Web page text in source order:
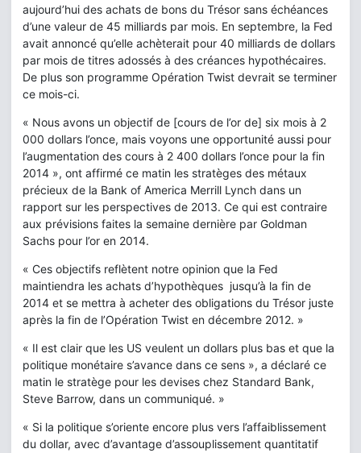
aujourd’hui des achats de bons du Trésor sans échéances
d’une valeur de 45 milliards par mois. En septembre, la Fed
avait annoncé qu’elle achèterait pour 40 milliards de dollars
par mois de titres adossés à des créances hypothécaires.
De plus son programme Opération Twist devrait se terminer
ce mois-ci.
« Nous avons un objectif de [cours de l’or de] six mois à 2
000 dollars l’once, mais voyons une opportunité aussi pour
l’augmentation des cours à 2 400 dollars l’once pour la fin
2014 », ont affirmé ce matin les stratèges des métaux
précieux de la Bank of America Merrill Lynch dans un
rapport sur les perspectives de 2013. Ce qui est contraire
aux prévisions faites la semaine dernière par Goldman
Sachs pour l’or en 2014.
« Ces objectifs reflètent notre opinion que la Fed
maintiendra les achats d’hypothèques jusqu’à la fin de
2014 et se mettra à acheter des obligations du Trésor juste
après la fin de l’Opération Twist en décembre 2012. »
« Il est clair que les US veulent un dollars plus bas et que la
politique monétaire s’avance dans ce sens », a déclaré ce
matin le stratège pour les devises chez Standard Bank,
Steve Barrow, dans un communiqué. »
« Si la politique s’oriente encore plus vers l’affaiblissement
du dollar, avec d’avantage d’assouplissement quantitatif